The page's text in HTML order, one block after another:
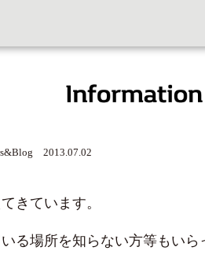
2013.07.02
きています。
る場所を知らない方等もい